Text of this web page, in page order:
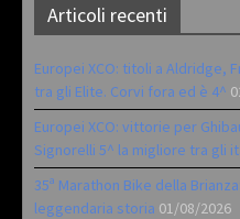
Articoli recenti
Europei XCO: titoli a Aldridge,
tra gli Elite. Corvi fora ed è 4^
Europei XCO: vittorie per
Signorelli 5^ la migliore tra gli
35ª Marathon Bike della
leggendaria storia 01/08/2026